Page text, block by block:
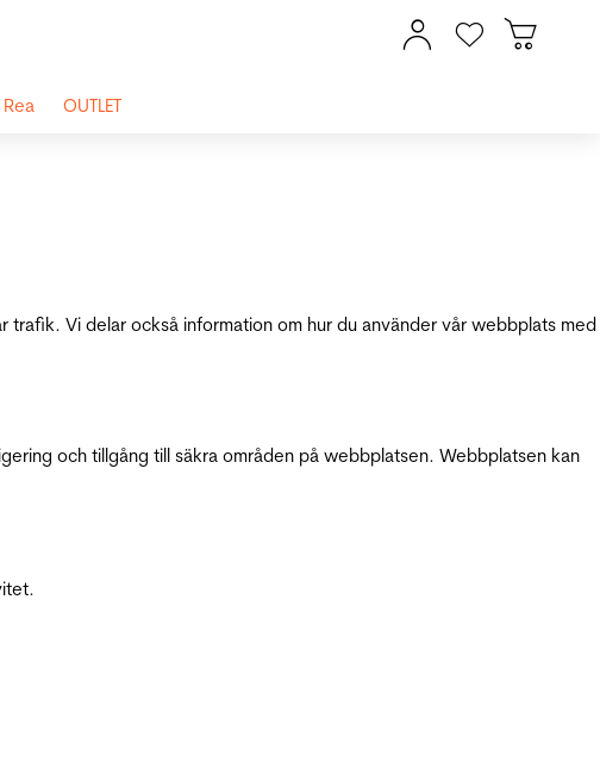
Vi delar också information om hur du använder vår webbplats med
och tillgång till säkra områden på webbplatsen. Webbplatsen kan
Rea OUTLET